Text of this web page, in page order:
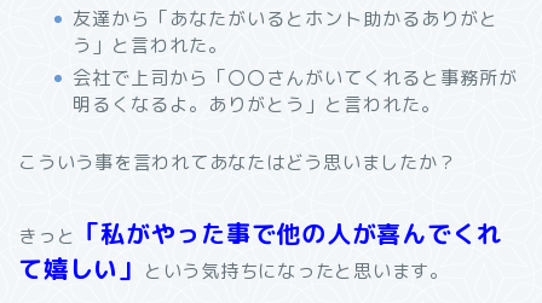
友達から「あなたがいるとホント助かるありがと
う」と言われた。
会社で上司から「〇〇さんがいてくれると事務所が
明るくなるよ。ありがとう」と言われた。
こういう事を言われてあなたはどう思いましたか？
きっと 「私がやった事で他の人が喜んでくれ
て嬉しい」
という気持ちになったと思います。